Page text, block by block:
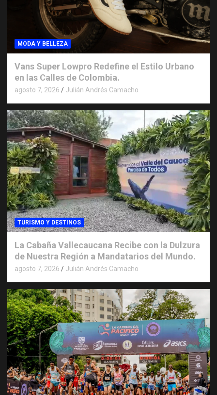
MODA Y BELLEZA
Vans Super Lowpro Redefine el Estilo Urbano
en las Calles de Colombia.
agosto 7, 2026 Julián Andrés Camacho
TURISMO Y DESTINOS
La Cabaña Vallecaucana Recibe con la Dulzura
de Nuestra Región a Mandatarios del Mundo.
agosto 7, 2026 Julián Andrés Camacho